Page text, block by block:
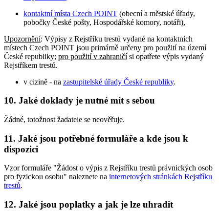
kontaktní místa Czech POINT (obecní a městské úřady,
pobočky České pošty, Hospodářské komory, notáři),
Upozornění: Výpisy z Rejstříku trestů vydané na kontaktních
místech Czech POINT jsou primárně určeny pro použití na území
České republiky; pro použití v zahraničísi opatřete výpis vydaný
Rejstříkem trestů.
v cizině - na zastupitelské úřady České republiky.
10. Jaké doklady je nutné mít s sebou
Žádné, totožnost žadatele se neověřuje.
11. Jaké jsou potřebné formuláře a kde jsou k
dispozici
Vzor formuláře "Žádost o výpis z Rejstříku trestů právnických osob
pro fyzickou osobu" naleznete na internetových stránkách Rejstříku
trestů.
12. Jaké jsou poplatky a jak je lze uhradit